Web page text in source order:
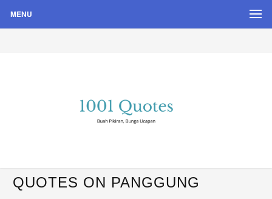
MENU
Quote Hari Puisi
QUOTES ON PANGGUNG